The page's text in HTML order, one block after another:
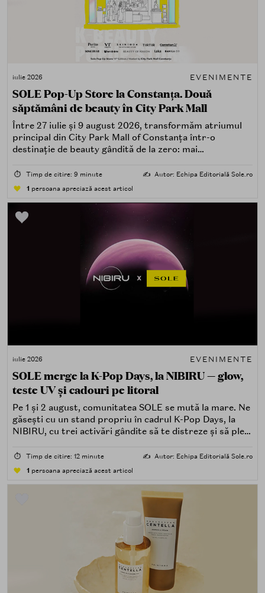
iulie 2026 EVENIMENTE
SOLE Pop-Up Store la Constanța. Două
săptămâni de beauty în City Park Mall
Între 27 iulie și 9 august 2026, transformăm atriumul
principal din City Park Mall of Constanța într-o
destinație de beauty gândită de la zero: mai
care îți place, de fapt, să descoperi produse — testând,
atingând, comparând, întrebând.
⏱️ Timp de citire: 9 minute ✍️ Autor: Echipa Editorială Sole.ro
1 persoana apreciază acest articol
iulie 2026 EVENIMENTE
SOLE merge la K-Pop Days, la NIBIRU — glow,
teste UV și cadouri pe litoral
Pe 1 și 2 august, comunitatea SOLE se mută la mare. Ne
găsești cu un stand propriu în cadrul K-Pop Days, la
NIBIRU, cu trei activări gândite să te distreze și să pleci
⏱️ Timp de citire: 12 minute ✍️ Autor: Echipa Editorială Sole.ro
1 persoana apreciază acest articol